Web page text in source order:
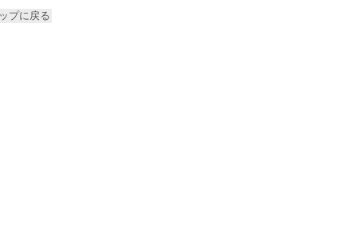
プに戻る